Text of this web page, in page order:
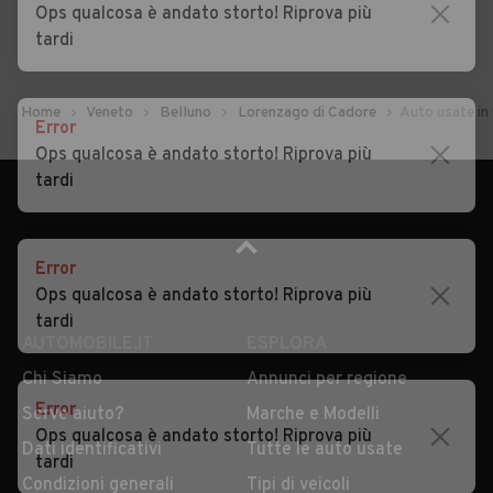
Home Veneto Belluno Lorenzago di Cadore Auto usate in
AUTOMOBILE.IT
Serve aiuto?
Dati identificativi
Condizioni generali
Privacy
ESPLORA
Marche e Modelli
Tutte le auto usate
Tipi di veicoli
Concessionari in Italia
Ops qualcosa è andato storto! Riprova più
tardi
Error
Ops qualcosa è andato storto! Riprova più
tardi
Error
Ops qualcosa è andato storto! Riprova più
tardi
Error
Ops qualcosa è andato storto! Riprova più
tardi